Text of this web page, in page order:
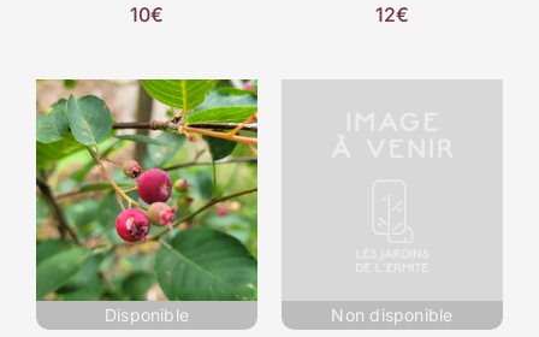
10€ 12€
Disponible Non disponible